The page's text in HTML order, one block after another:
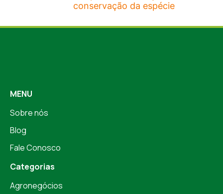
conservação da espécie
MENU
Sobre nós
Blog
Fale Conosco
Categorias
Agronegócios